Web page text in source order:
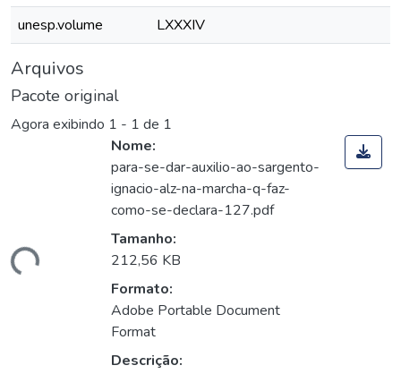
unesp.volume
LXXXIV
Arquivos
Pacote original
Agora exibindo 1 - 1 de 1
Nome:
para-se-dar-auxilio-ao-sargento-
ignacio-alz-na-marcha-q-faz-
como-se-declara-127.pdf
Tamanho:
212,56 KB
Formato:
Adobe Portable Document
Format
Descrição: